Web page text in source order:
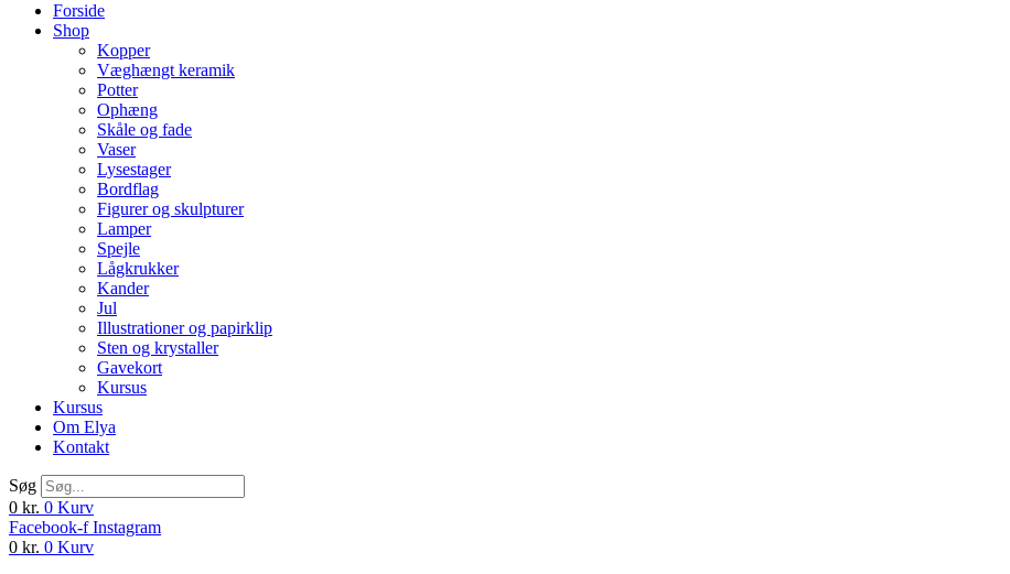
Forside
Shop
Kopper
Væghængt keramik
Potter
Ophæng
Skåle og fade
Vaser
Lysestager
Bordflag
Figurer og skulpturer
Lamper
Spejle
Lågkrukker
Kander
Jul
Illustrationer og papirklip
Sten og krystaller
Gavekort
Kursus
Kursus
Om Elya
Kontakt
Søg
0 kr. 0 Kurv
Facebook-f Instagram
0 kr. 0 Kurv